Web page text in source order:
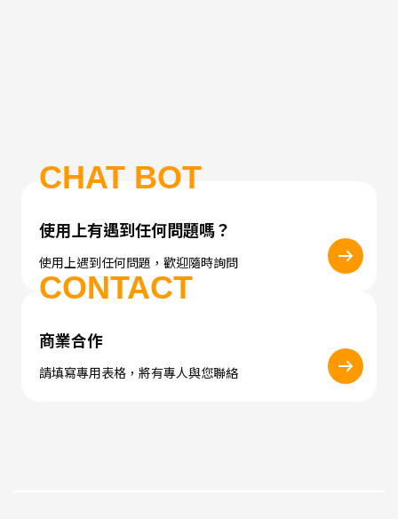
CHAT BOT
使用上有遇到任何問題嗎？
使用上遇到任何問題，歡迎隨時詢問
CONTACT
商業合作
請填寫專用表格，將有專人與您聯絡